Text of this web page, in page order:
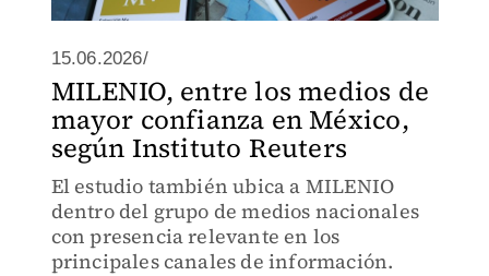
15.06.2026/
MILENIO, entre los medios de
mayor confianza en México,
según Instituto Reuters
El estudio también ubica a MILENIO
dentro del grupo de medios nacionales
con presencia relevante en los
principales canales de información.